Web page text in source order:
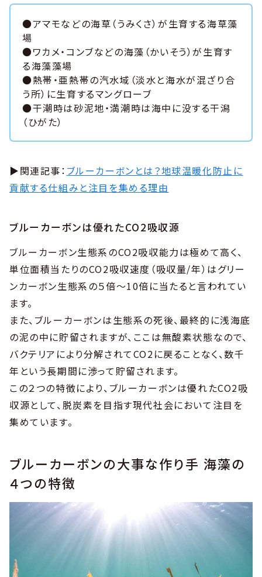
●アマモなどの海草（うみくさ）が生育する海草藻
場
●ワカメ・コンブなどの海藻（かいそう）が生育す
る海藻藻場
●熱帯・亜熱帯の汽水域（淡水と海水が混ざり合
う所）に生育するマングローブ
●干潮時は砂泥地・満潮時は海中に没する干潟
（ひがた）
▶︎関連記事： ブルーカーボンとは？地球温暖化防止に
貢献する仕組みと注目を集める理由
ブルーカーボンは優れたCO2吸収源
ブルーカーボン生態系のCO2吸収能力は極めて高く、
単位面積当たりのCO2吸収速度（吸収量/年）はグリー
ンカーボン生態系の５倍～10倍に当たると言われてい
ます。
また、ブルーカーボンは生態系の死後、最終的に浅海底
の泥の中に貯留されますが、ここは無酸素状態なので、
バクテリアにより分解されてCO2に戻ることなく、数千
年という長期間に渉って貯留されます。
この２つの特徴により、ブルーカーボンは優れたCO2吸
収源として、脱炭素を目指す現代社会において注目を
集めています。
ブルーカーボンの大事な作り手 海藻の
４つの特徴